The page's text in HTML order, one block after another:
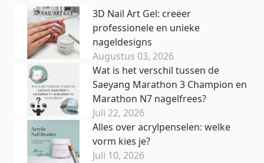
3D Nail Art Gel: creëer
professionele en unieke
nageldesigns
Augustus 03, 2026
Wat is het verschil tussen de
Saeyang Marathon 3 Champion en
Marathon N7 nagelfrees?
Juli 22, 2026
Alles over acrylpenselen: welke
vorm kies je?
Juli 10, 2026